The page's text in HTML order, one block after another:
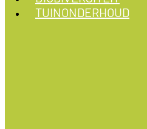
TUINONDERHOUD